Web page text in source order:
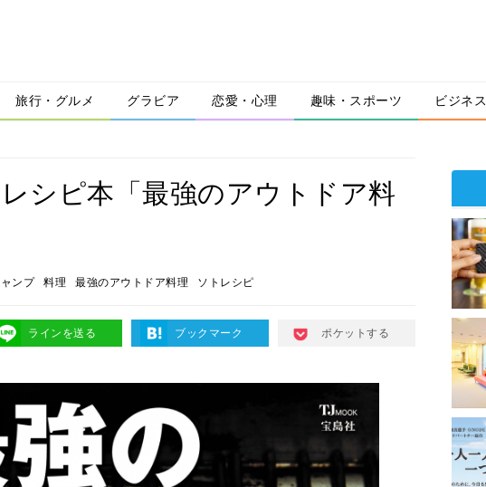
旅行・グルメ グラビア 恋愛・心理 趣味・スポーツ ビジネス
シピ本「最強のアウトドア料
ンプ 料理 最強のアウトドア料理 ソトレシピ
ラインを送る ブックマーク ポケットする